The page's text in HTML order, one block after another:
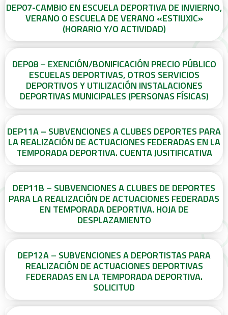
DEP07-CAMBIO EN ESCUELA DEPORTIVA DE INVIERNO,
VERANO O ESCUELA DE VERANO «ESTIUXIC»
(HORARIO Y/O ACTIVIDAD)
DEP08 – EXENCIÓN/BONIFICACIÓN PRECIO PÚBLICO
ESCUELAS DEPORTIVAS, OTROS SERVICIOS
DEPORTIVOS Y UTILIZACIÓN INSTALACIONES
DEPORTIVAS MUNICIPALES (PERSONAS FÍSICAS)
DEP11A – SUBVENCIONES A CLUBES DEPORTES PARA
LA REALIZACIÓN DE ACTUACIONES FEDERADAS EN LA
TEMPORADA DEPORTIVA. CUENTA JUSITIFICATIVA
DEP11B – SUBVENCIONES A CLUBES DE DEPORTES
PARA LA REALIZACIÓN DE ACTUACIONES FEDERADAS
EN TEMPORADA DEPORTIVA. HOJA DE
DESPLAZAMIENTO
DEP12A – SUBVENCIONES A DEPORTISTAS PARA
REALIZACIÓN DE ACTUACIONES DEPORTIVAS
FEDERADAS EN LA TEMPORADA DEPORTIVA.
SOLICITUD